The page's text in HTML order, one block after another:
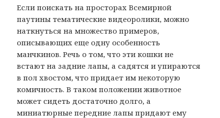
Если поискать на просторах Всемирной
паутины тематические видеоролики, можно
наткнуться на множество примеров,
описывающих еще одну особенность
манчкинов. Речь о том, что эти кошки не
встают на задние лапы, а садятся и упираются
в пол хвостом, что придает им некоторую
комичность. В таком положении животное
может сидеть достаточно долго, а
миниатюрные передние лапы придают ему